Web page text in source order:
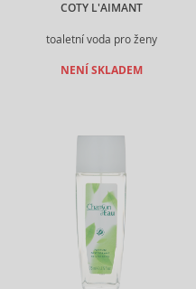
COTY L'AIMANT
toaletní voda pro ženy
NENÍ SKLADEM